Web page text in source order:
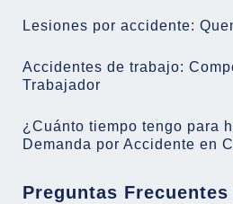
Lesiones por accidente:
Accidentes de trabajo:
Trabajador
¿Cuánto tiempo tengo para
Demanda por Accidente en
Preguntas